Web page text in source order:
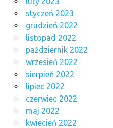
styczeń 2023
grudzień 2022
listopad 2022
październik 2022
wrzesień 2022
sierpień 2022
lipiec 2022
czerwiec 2022
maj 2022
kwiecień 2022